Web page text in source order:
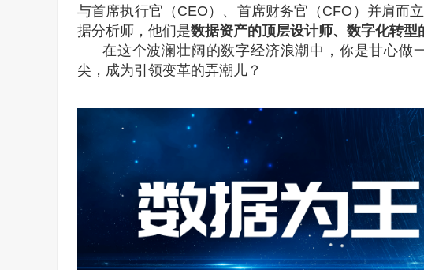
与首席执行官（CEO）、首席财务官（‌CFO）并肩而
据分析师，他们是数据资产的顶层设计师、数字化转型
在这个波澜壮阔的数字经济浪潮中，你是甘心做
尖，成为引领变革的弄潮儿？